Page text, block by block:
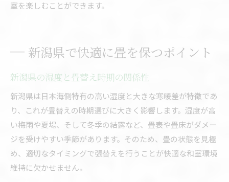
室を楽しむことができます。
新潟県で快適に畳を保つポイント
新潟県の湿度と畳替え時期の関係性
新潟県は日本海側特有の高い湿度と大きな寒暖差が特徴であ
り、これが畳替えの時期選びに大きく影響します。湿度が高
い梅雨や夏場、そして冬季の結露など、畳表や畳床がダメー
ジを受けやすい季節があります。そのため、畳の状態を見極
め、適切なタイミングで張替えを行うことが快適な和室環境
維持に欠かせません。